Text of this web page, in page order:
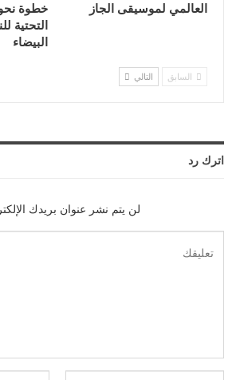
العالمي لموسيقى الجاز
خطوة نحو
التحتية
البيضاء
السابق التالي
اترك رد
لن يتم نشر عنوان بريدك